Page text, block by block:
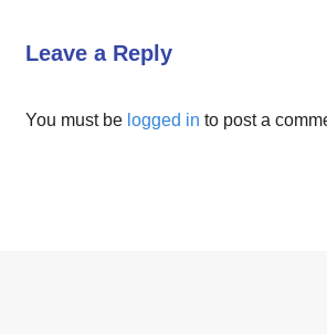
Leave a Reply
You must be logged in to post a